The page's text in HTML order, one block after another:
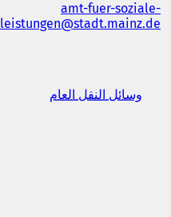
amt-fuer-soziale-
leistungen
stadt.mainz de
وسائل النقل العام